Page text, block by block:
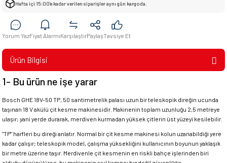
Hafta içi 15:00’e kadar verilen siparişler aynı gün kargoda.
Yorum YazFiyat AlarmıKarşılaştırPaylaşTavsiye Et
Ürün Bilgisi
1- Bu ürün ne işe yarar
Bosch GHE 18V-50 TP, 50 santimetrelik palası uzun bir teleskopik direğin ucunda
taşınan 18 V akülü çit kesme makinesidir. Makinenin toplam uzunluğu 2,5 metreye
ulaşır; yani yerde durarak, merdiven kurmadan yüksek çitlerin üst yüzeyi kesilebilir.
"TP" harfleri bu direği anlatır. Normal bir çit kesme makinesi kolun uzanabildiği yere
kadar çalışır; teleskopik model, çalışma yüksekliğini kullanıcının boyunun yaklaşık
bir metre üzerine taşır. Merdivenle çit kesmenin en riskli bahçe işlerinden biri